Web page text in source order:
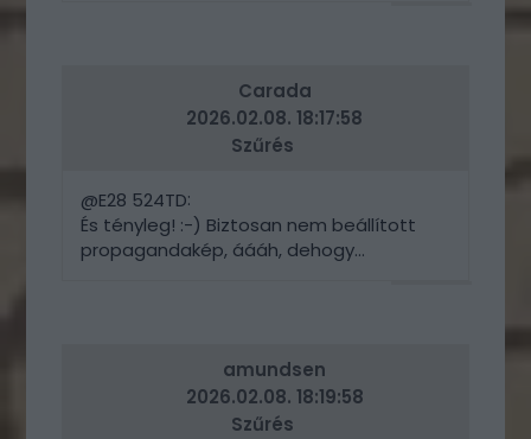
Carada
2026.02.08. 18:17:58
Szűrés
@E28 524TD:
És tényleg! :-) Biztosan nem beállított
propagandakép, áááh, dehogy...
amundsen
2026.02.08. 18:19:58
Szűrés